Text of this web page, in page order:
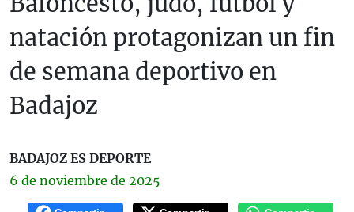
natación protagonizan un fin
de semana deportivo en
Badajoz
BADAJOZ ES DEPORTE
6 de noviembre de 2025